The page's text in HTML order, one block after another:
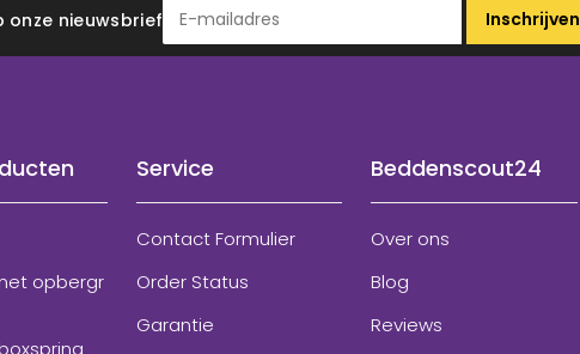
onze nieuwsbrief Inschrijven
opbergr
Service
Contact Formulier
Order Status
Garantie
Beddenscout24
Over ons
Blog
Reviews